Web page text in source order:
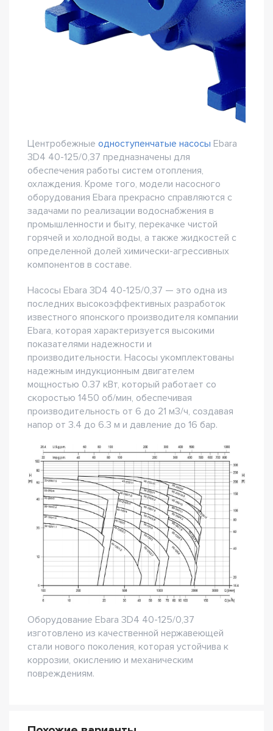
Центробежные одноступенчатые насосы Ebara
3D4 40-125/0,37 предназначены для
обеспечения работы систем отопления,
охлаждения. Кроме того, модели насосного
оборудования Ebara прекрасно справляются с
задачами по реализации водоснабжения в
промышленности и быту, перекачке чистой
горячей и холодной воды, а также жидкостей с
определенной долей химически-агрессивных
компонентов в составе.
Насосы Ebara 3D4 40-125/0,37 — это одна из
последних высокоэффективных разработок
известного японского производителя компании
Ebara, которая характеризуется высокими
показателями надежности и
производительности. Насосы укомплектованы
надежным индукционным двигателем
мощностью 0.37 кВт, который работает со
скоростью 1450 об/мин, обеспечивая
производительность от 6 до 21 м3/ч, создавая
напор от 3.4 до 6.3 м и давление до 16 бар.
Оборудование Ebara 3D4 40-125/0,37
изготовлено из качественной нержавеющей
стали нового поколения, которая устойчива к
коррозии, окислению и механическим
повреждениям.